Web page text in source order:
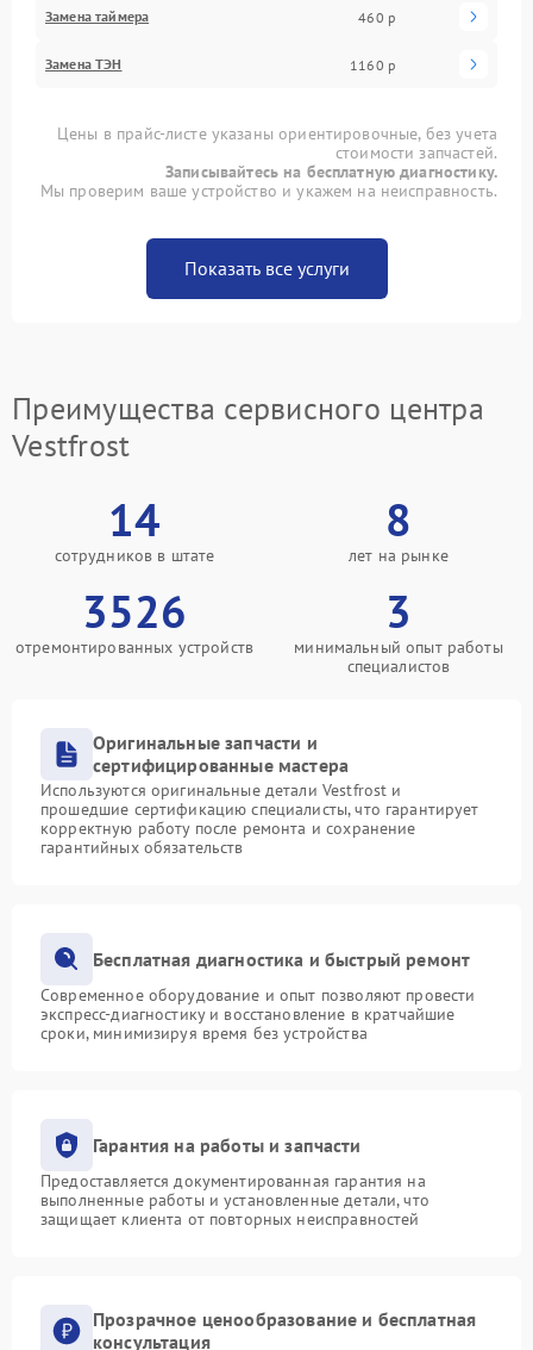
Замена таймера 460 р
Замена ТЭН 1160 р
Цены в прайс-листе указаны ориентировочные, без учета
стоимости запчастей.
Записывайтесь на бесплатную диагностику.
Мы проверим ваше устройство и укажем на неисправность.
Показать все услуги
Преимущества сервисного центра
Vestfrost
14
сотрудников в штате
8
лет на рынке
3526
отремонтированных устройств
3
минимальный опыт работы
специалистов
Оригинальные запчасти и
сертифицированные мастера
Используются оригинальные детали Vestfrost и
прошедшие сертификацию специалисты, что гарантирует
корректную работу после ремонта и сохранение
гарантийных обязательств
Бесплатная диагностика и быстрый ремонт
Современное оборудование и опыт позволяют провести
экспресс-диагностику и восстановление в кратчайшие
сроки, минимизируя время без устройства
Гарантия на работы и запчасти
Предоставляется документированная гарантия на
выполненные работы и установленные детали, что
защищает клиента от повторных неисправностей
Прозрачное ценообразование и бесплатная
консультация